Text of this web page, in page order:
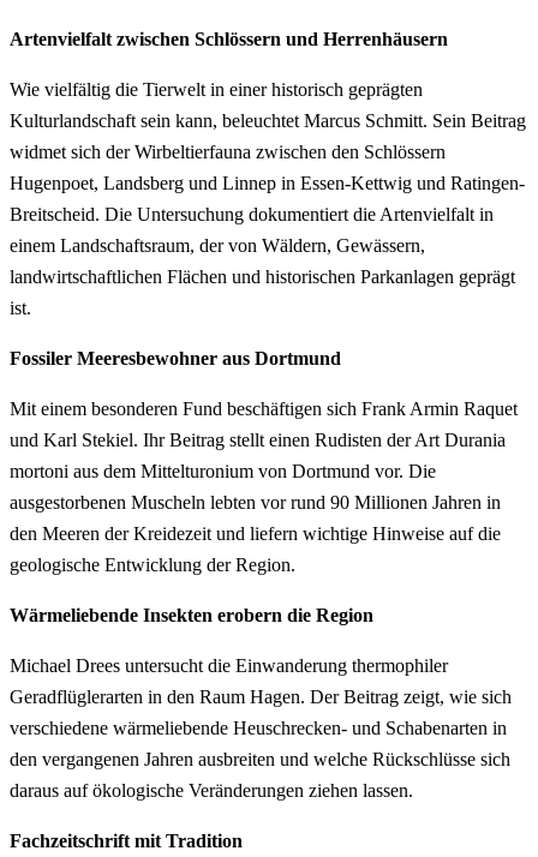
Artenvielfalt zwischen Schlössern und Herrenhäusern
Wie vielfältig die Tierwelt in einer historisch geprägten
Kulturlandschaft sein kann, beleuchtet Marcus Schmitt. Sein Beitrag
widmet sich der Wirbeltierfauna zwischen den Schlössern
Hugenpoet, Landsberg und Linnep in Essen-Kettwig und Ratingen-
Breitscheid. Die Untersuchung dokumentiert die Artenvielfalt in
einem Landschaftsraum, der von Wäldern, Gewässern,
landwirtschaftlichen Flächen und historischen Parkanlagen geprägt
ist.
Fossiler Meeresbewohner aus Dortmund
Mit einem besonderen Fund beschäftigen sich Frank Armin Raquet
und Karl Stekiel. Ihr Beitrag stellt einen Rudisten der Art Durania
mortoni aus dem Mittelturonium von Dortmund vor. Die
ausgestorbenen Muscheln lebten vor rund 90 Millionen Jahren in
den Meeren der Kreidezeit und liefern wichtige Hinweise auf die
geologische Entwicklung der Region.
Wärmeliebende Insekten erobern die Region
Michael Drees untersucht die Einwanderung thermophiler
Geradflüglerarten in den Raum Hagen. Der Beitrag zeigt, wie sich
verschiedene wärmeliebende Heuschrecken- und Schabenarten in
den vergangenen Jahren ausbreiten und welche Rückschlüsse sich
daraus auf ökologische Veränderungen ziehen lassen.
Fachzeitschrift mit Tradition